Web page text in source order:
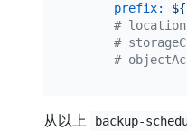
prefix:
#
#
#
从以上 backup-